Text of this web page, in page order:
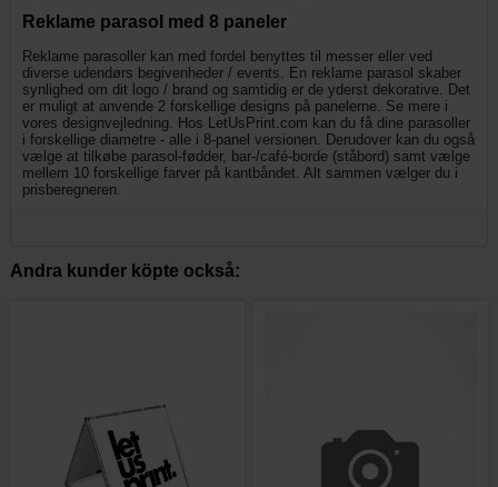
Reklame parasol med 8 paneler
Reklame parasoller kan med fordel benyttes til messer eller ved
diverse udendørs begivenheder / events. En reklame parasol skaber
synlighed om dit logo / brand og samtidig er de yderst dekorative. Det
er muligt at anvende 2 forskellige designs på panelerne. Se mere i
vores designvejledning. Hos LetUsPrint.com kan du få dine parasoller
i forskellige diametre - alle i 8-panel versionen. Derudover kan du også
vælge at tilkøbe parasol-fødder, bar-/café-borde (ståbord) samt vælge
mellem 10 forskellige farver på kantbåndet. Alt sammen vælger du i
prisberegneren.
Andra kunder köpte också: